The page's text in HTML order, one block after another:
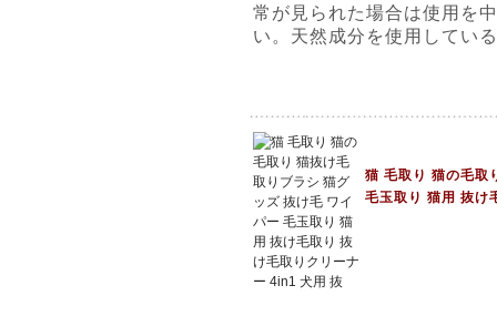
常が見られた場合は使用を
い。天然成分を使用してい
猫 毛取り 猫の毛取
毛玉取り 猫用 抜け